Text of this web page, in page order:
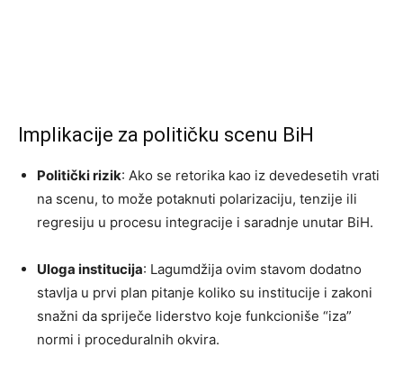
Implikacije za političku scenu BiH
Politički rizik: Ako se retorika kao iz devedesetih vrati
na scenu, to može potaknuti polarizaciju, tenzije ili
regresiju u procesu integracije i saradnje unutar BiH.
Uloga institucija: Lagumdžija ovim stavom dodatno
stavlja u prvi plan pitanje koliko su institucije i zakoni
snažni da spriječe liderstvo koje funkcioniše “iza”
normi i proceduralnih okvira.